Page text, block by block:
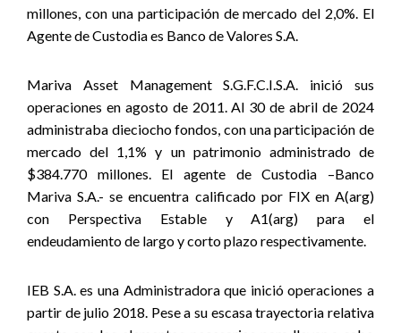
millones, con una participación de mercado del 2,0%. El
Agente de Custodia es Banco de Valores S.A.
Mariva Asset Management S.G.F.C.I.S.A. inició sus
operaciones en agosto de 2011. Al 30 de abril de 2024
administraba dieciocho fondos, con una participación de
mercado del 1,1% y un patrimonio administrado de
$384.770 millones. El agente de Custodia –Banco
Mariva S.A.- se encuentra calificado por FIX en A(arg)
con Perspectiva Estable y A1(arg) para el
endeudamiento de largo y corto plazo respectivamente.
IEB S.A. es una Administradora que inició operaciones a
partir de julio 2018. Pese a su escasa trayectoria relativa